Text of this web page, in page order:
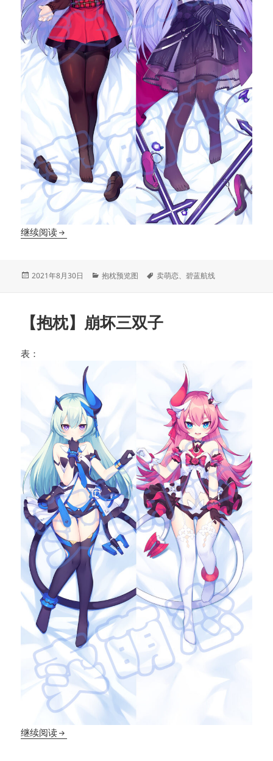
继续阅读【抱枕】碧蓝航线阿贾克斯
发
2021年8月30日
分
抱枕预览图
标
卖萌恋、碧蓝航线
【抱枕】崩坏三双子
表：
继续阅读【抱枕】崩坏三双子